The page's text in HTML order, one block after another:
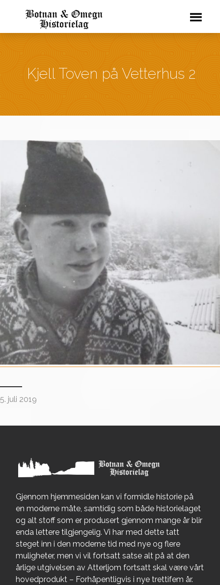
Kjell Toven på Vetterhus 2
5. juli 2019
Gjennom hjemmesiden kan vi formidle historie på
en moderne måte, samtidig som både historielaget
og alt stoff som er produsert gjennom mange år blir
enda lettere tilgjengelig. Vi har med dette tatt
steget inn i den moderne tid med nye og flere
muligheter, men vi vil fortsatt satse alt på at den
årlige utgivelsen av Atterljom fortsatt skal være vårt
hovedprodukt – Forhåpentligvis i nye trettifem år.